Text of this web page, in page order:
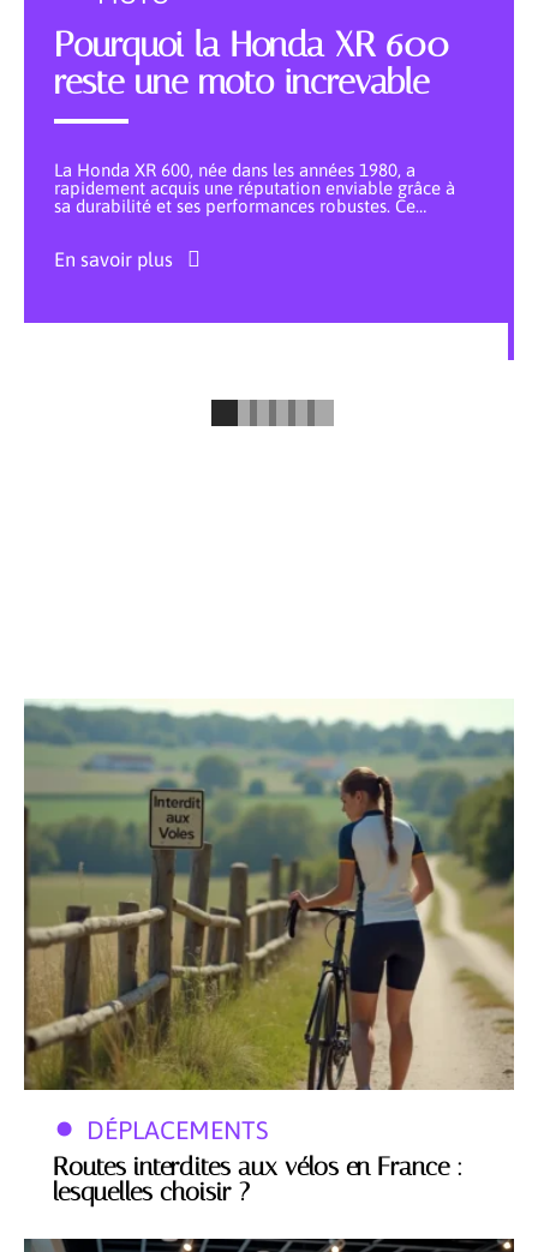
Pourquoi la Honda XR 600
reste une moto increvable
La Honda XR 600, née dans les années 1980, a
rapidement acquis une réputation enviable grâce à
sa durabilité et ses performances robustes. Ce…
En savoir plus
DÉPLACEMENTS
Routes interdites aux vélos en France :
lesquelles choisir ?